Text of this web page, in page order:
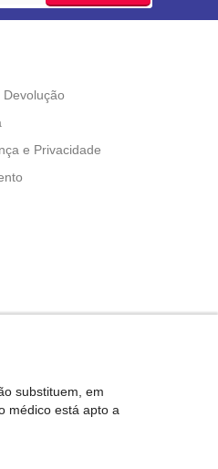
e Privacidade
substituem, em
médico está apto a